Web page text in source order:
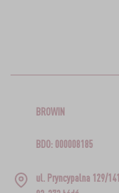
BROWIN
BDO: 000008185
ul. Pryncypalna 129/141